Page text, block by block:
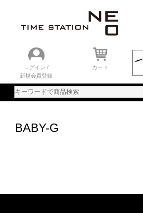
ログイン /
新規会員登録
カート
BABY-G
おすすめアイテム
ニュース＆トピック
時計を探す
ランキング
ご利用ガイド